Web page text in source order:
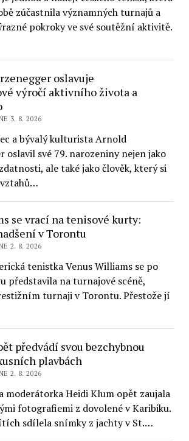
zúčastnila významných turnajů a
pokroky ve své soutěžní aktivitě.
oslavuje
výročí aktivního života a
3. 8. 2026
a bývalý kulturista Arnold
oslavil své 79. narozeniny nejen jako
ale také jako člověk, který si
se vrací na tenisové kurty:
v Torontu
2. 8. 2026
tenistka Venus Williams se po
představila na turnajové scéně,
turnaji v Torontu. Přestože jí
předvádí svou bezchybnou
plavbách
2. 8. 2026
moderátorka Heidi Klum opět zaujala
fotografiemi z dovolené v Karibiku.
sdílela snímky z jachty v St.…